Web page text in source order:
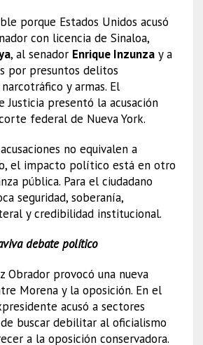
porque Estados Unidos acusó
con licencia de Sinaloa,
, al senador Enrique Inzunzay a
por presuntos delitos
y armas. El
Justicia presentó la acusación
federal de Nueva York.
no equivalen a
el impacto político está en otro
pública. Para el ciudadano
seguridad, soberanía,
y credibilidad institucional.
debate político
Obrador provocó una nueva
Morena y la oposición. En el
acusó a sectores
buscar debilitar al oficialismo
a la oposición conservadora.